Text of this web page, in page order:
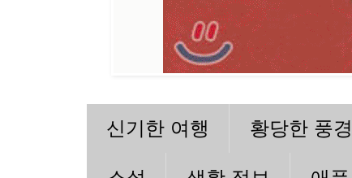
신기한 여행 황당한 풍경